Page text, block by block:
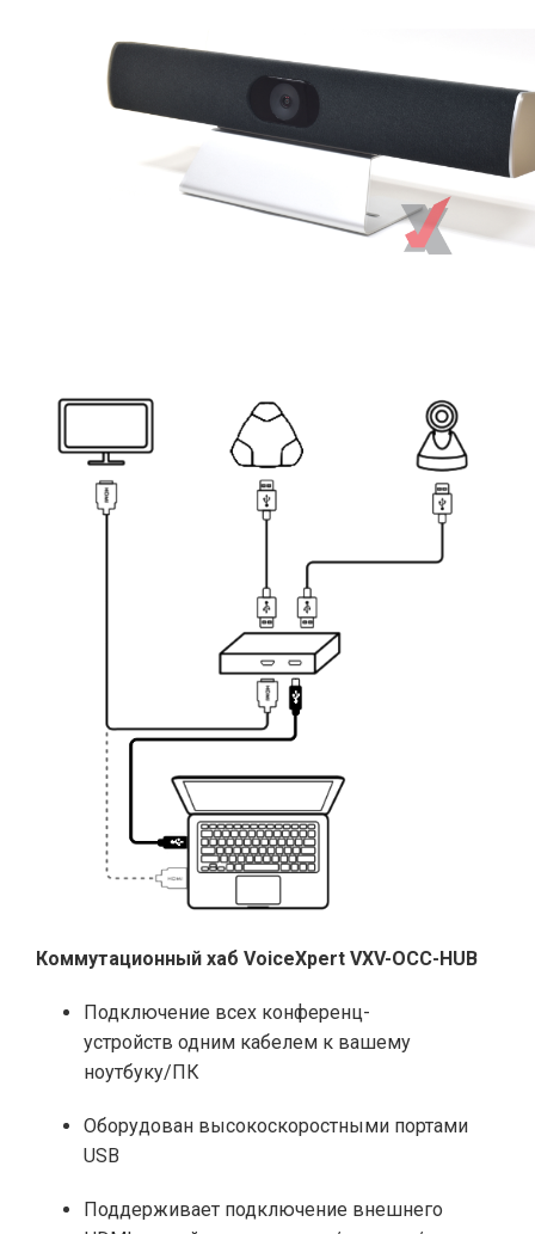
Коммутационный хаб VoiceXpert VXV-OCC-HUB
Подключение всех конференц-
устройств одним кабелем к вашему
ноутбуку/ПК
Оборудован высокоскоростными портами
USB
Поддерживает подключение внешнего